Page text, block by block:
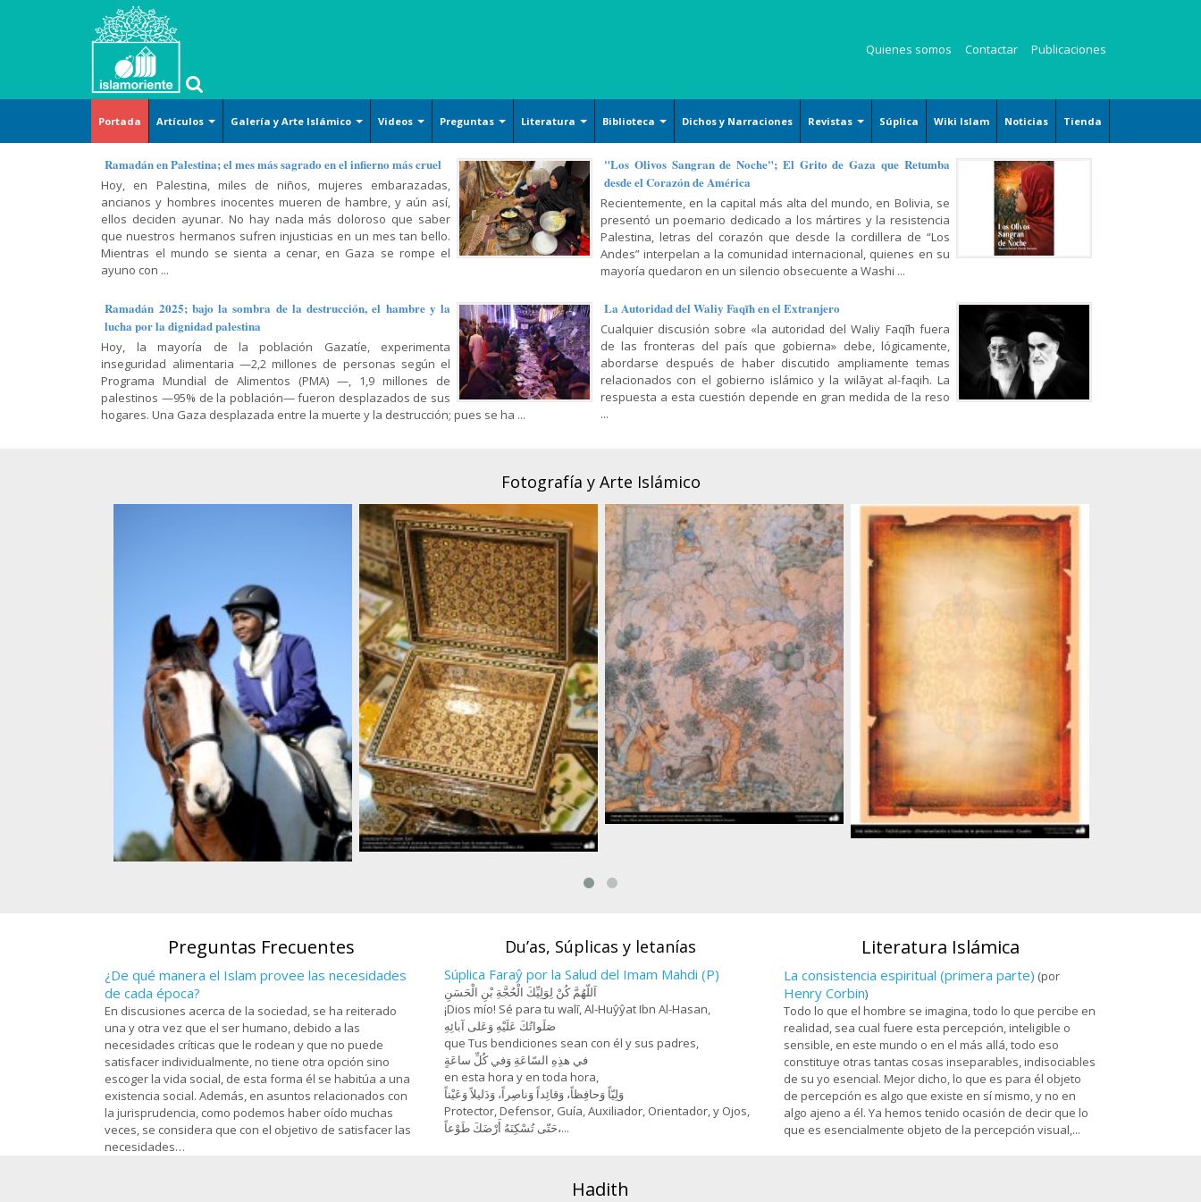
Quienes somos Contactar Publicaciones
Portada Artículos
Islam
básico
Derecho
Religión-
Ética
Doctrina
Shiismo
Oración-
Súplica
Filosofía-
Gnosis
Corán-
Hadiz-
Dichos
Arte-
Cultura-
Civilización
Familia-
Educación
Historia-
Biografía
Ciencias
Sociología
(pdf)
Galería y Arte Islámico
Arte islámico
Arquitecture
Handicrafts
Islamic Calligraphy
Persian Miniature
Armamentos y utensilios
decorados artísticamente
Pintura
Cerámicas islámicas
Caricatura
Lugares sagrados
Mujer musulmana
Videos
Arte y
Cultura
Tafsir del
Corán
(exégesis)
Diálogo
Lamentación
y
celebración
Recitación
del Corán
Métodos
de la
lectura del
Corán
Conferencia,
discurso y
Historia y
política
Varios
Película,
serie y
animación
Preguntas
Islam
(definición)
Cosmovisión
islámica
Doctrina
islámica
Historia
El Shiismo y
las demás
escuelas
islámicas
Islam y
temas
sociales
Jurisprudencia
y leyes
prácticas
islámica
Religiones
comparadas
Sagrado
Corán
El Shiismo y
Literatura
Ensayos literarios
Poesía
Cuentos
Biblioteca
Islam básico
Derechos
Oración y Súplica
Filosofía y Gnosis
Sociología y Historia
Religión, Política y Ética
Mujer, Familia y Educación
Doctrina Islámica y Shiismo
Dichos y Narraciones Revistas
Revista Kauzar
Revista Zaqalain
Súplica Wiki Islam Noticias Tienda
Ramadán en Palestina; el mes más sagrado en el infierno más cruel
Hoy, en Palestina, miles de niños, mujeres embarazadas,
ancianos y hombres inocentes mueren de hambre, y aún así,
ellos deciden ayunar. No hay nada más doloroso que saber
que nuestros hermanos sufren injusticias en un mes tan bello.
Mientras el mundo se sienta a cenar, en Gaza se rompe el
ayuno con ...
"Los Olivos Sangran de Noche"; El Grito de Gaza que Retumba
desde el Corazón de América
Recientemente, en la capital más alta del mundo, en Bolivia, se
presentó un poemario dedicado a los mártires y la resistencia
Palestina, letras del corazón que desde la cordillera de “Los
Andes” interpelan a la comunidad internacional, quienes en su
mayoría quedaron en un silencio obsecuente a Washi ...
Ramadán 2025; bajo la sombra de la destrucción, el hambre y la
lucha por la dignidad palestina
Hoy, la mayoría de la población Gazatíe, experimenta
inseguridad alimentaria —2,2 millones de personas según el
Programa Mundial de Alimentos (PMA) —, 1,9 millones de
palestinos —95% de la población— fueron desplazados de sus
hogares. Una Gaza desplazada entre la muerte y la destrucción; pues se ha ...
La Autoridad del Waliy Faqīh en el Extranjero
Cualquier discusión sobre «la autoridad del Waliy Faqīh fuera
de las fronteras del país que gobierna» debe, lógicamente,
abordarse después de haber discutido ampliamente temas
relacionados con el gobierno islámico y la wilāyat al-faqih. La
respuesta a esta cuestión depende en gran medida de la reso
...
Fotografía y Arte Islámico
Preguntas Frecuentes
¿De qué manera el Islam provee las necesidades
de cada época?
En discusiones acerca de la sociedad, se ha reiterado
una y otra vez que el ser humano, debido a las
necesidades críticas que le rodean y que no puede
satisfacer individualmente, no tiene otra opción sino
escoger la vida social, de esta forma él se habitúa a una
existencia social. Además, en asuntos relacionados con
la jurisprudencia, como podemos haber oído muchas
veces, se considera que con el objetivo de satisfacer las
necesidades…
Du’as, Súplicas y letanías
Súplica Faraŷ por la Salud del Imam Mahdi (P)
اَللّهُمَّ كُنْ لِوَلِيِّكَ الْحُجَّةِ بْنِ الْحَسَنِ
¡Dios mío! Sé para tu walī, Al-Huŷŷat Ibn Al-Hasan,
صَلَواتُكَ عَلَيْهِ وَعَلى آبائِهِ
que Tus bendiciones sean con él y sus padres,
في هذِهِ السّاعَةِ وَفي كُلِّ ساعَةٍ
en esta hora y en toda hora,
وَلِيّاً وَحافِظاً، وَقائِداً ‏وَناصِراً، وَدَليلاً وَعَيْناً
Protector, Defensor, Guía, Auxiliador, Orientador, y Ojos,
حَتّى تُسْكِنَهُ أَرْضَكَ طَوْعاً،...
Literatura Islámica
La consistencia espiritual (primera parte) (por
Henry Corbin)
Todo lo que el hombre se imagina, todo lo que percibe en
realidad, sea cual fuere esta percepción, inteligible o
sensible, en este mundo o en el más allá, todo eso
constituye otras tantas cosas inseparables, indisociables
de su yo esencial. Mejor dicho, lo que es para él objeto
de percepción es algo que existe en sí mismo, y no en
algo ajeno a él. Ya hemos tenido ocasión de decir que lo
que es esencialmente objeto de la percepción visual,...
Hadith